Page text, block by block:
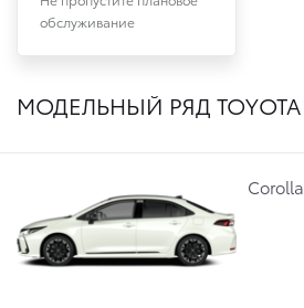
обслуживание
МОДЕЛЬНЫЙ РЯД TOYOTA
Corolla